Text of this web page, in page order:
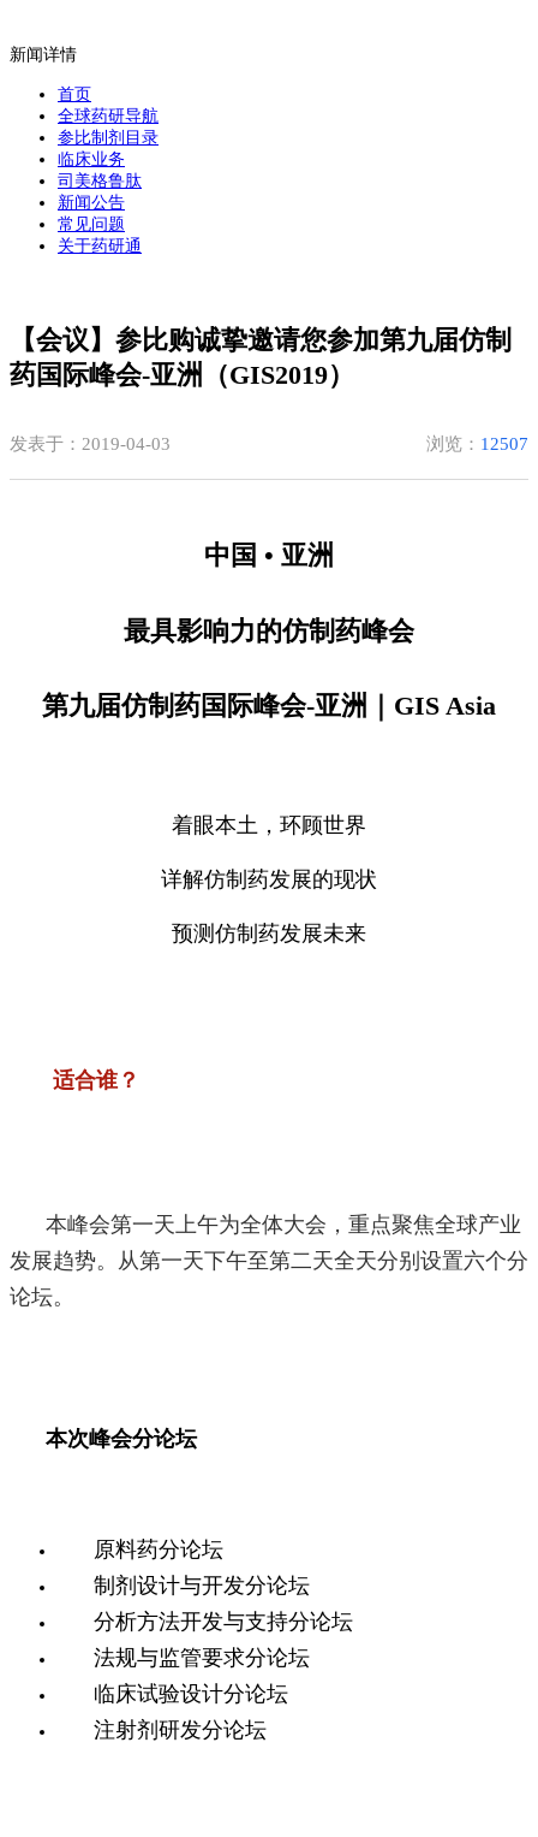
新闻详情
首页
全球药研导航
参比制剂目录
临床业务
司美格鲁肽
新闻公告
常见问题
关于药研通
【会议】参比购诚挚邀请您参加第九届仿制
药国际峰会-亚洲（GIS2019）
发表于：2019-04-03 浏览： 12507
中国 • 亚洲
最具影响力的仿制药峰会
第九届仿制药国际峰会-亚洲｜GIS Asia
着眼本土，环顾世界
详解仿制药发展的现状
预测仿制药发展未来
适合谁？
本峰会第一天上午为全体大会，重点聚焦全球产业
发展趋势。从第一天下午至第二天全天分别设置六个分
论坛。
本次峰会分论坛
原料药分论坛
制剂设计与开发分论坛
分析方法开发与支持分论坛
法规与监管要求分论坛
临床试验设计分论坛
注射剂研发分论坛